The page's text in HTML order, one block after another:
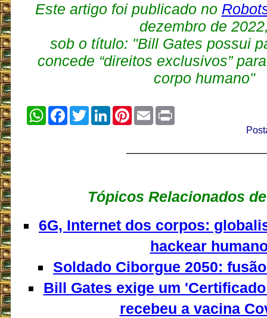
Este artigo foi publicado no
dezembro de
sob o título: "Bill Gates possui
concede “direitos exclusivos”
corpo humano"
WhatsApp
Facebook
TwitterLinkedInPinterest
EmailPrint
Tópicos Relacionados
6G, Internet dos corpos:
hackear
Soldado Ciborgue 2050:
Bill Gates exige um
recebeu a vacina